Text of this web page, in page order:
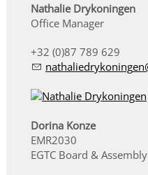
Nathalie Drykoningen
Office Manager
+32 (0)87 789 629
n th l dryk n ng n
Dorina Konze
EMR2030
EGTC Board & Assembly